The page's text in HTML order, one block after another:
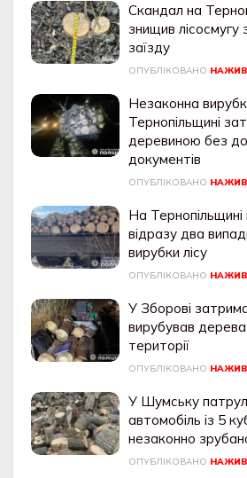
Скандал на
знищив лісосмугу
заїзду
ОПУБЛІКОВАНО
Незаконна
Тернопільщині
деревиною без
документів
ОПУБЛІКОВАНО
На Тернопільщині
відразу два
вирубки лісу
ОПУБЛІКОВАНО
У Зборові
вирубував дерева
території
ОПУБЛІКОВАНО
У Шумську
автомобіль із 5
незаконно
ОПУБЛІКОВАНО